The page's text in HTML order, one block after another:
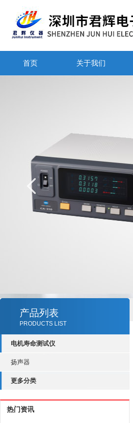
首页 关于我们
产品列表
PRODUCTS LIST
电机寿命测试仪
扬声器
更多分类
热门资讯